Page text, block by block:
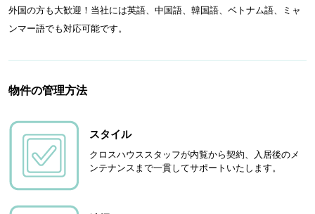
外国の方も大歓迎！当社には英語、中国語、韓国語、ベトナム語、ミャ
ンマー語でも対応可能です。
物件の管理方法
スタイル
クロスハウススタッフが内覧から契約、入居後のメ
ンテナンスまで一貫してサポートいたします。